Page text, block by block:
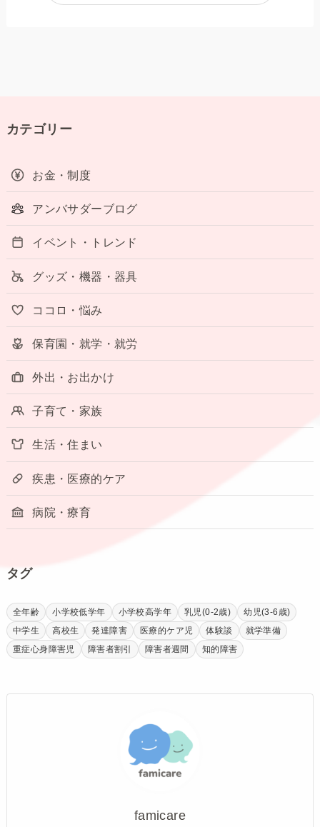
カテゴリー
お金・制度
アンバサダーブログ
イベント・トレンド
グッズ・機器・器具
ココロ・悩み
保育園・就学・就労
外出・お出かけ
子育て・家族
生活・住まい
疾患・医療的ケア
病院・療育
タグ
全年齢 小学校低学年 小学校高学年 乳児(0-2歳)
幼児(3-6歳)
中学生
高校生 発達障害 医療的ケア児 体験談
就学準備
重症心身障害児
障害者割引 障害者週間 知的障害
famicare